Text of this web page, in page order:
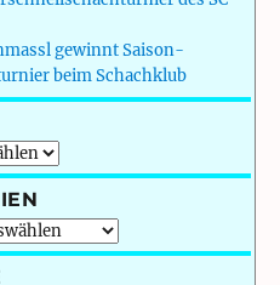
gewinnt Saison-
beim Schachklub